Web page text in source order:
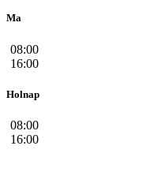
Ma
08:00
16:00
Holnap
08:00
16:00